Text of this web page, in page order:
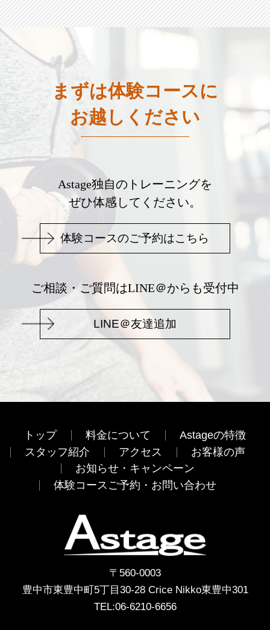
まずは体験コースに
お越しください
Astage独自のトレーニングを
ぜひ体感してください。
体験コースのご予約はこちら
ご相談・ご質問はLINE＠からも受付中
LINE＠友達追加
トップ 料金について
Astageの特徴
スタッフ紹介
アクセス
お客様の声
お知らせ・キャンペーン
体験コースご予約・お問い合わせ
〒560-0003
豊中市東豊中町5丁目30-28 Crice Nikko東豊中301
TEL:06-6210-6656